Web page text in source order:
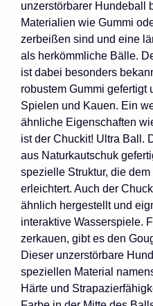
unzerstörbarer Hundeball
Materialien wie Gummi
zerbeißen sind und eine
als herkömmliche Bälle.
ist dabei besonders
robustem Gummi gefertigt
Spielen und Kauen. Ein
ähnliche Eigenschaften
ist der Chuckit! Ultra Ball.
aus Naturkautschuk
spezielle Struktur, die
erleichtert. Auch der
ähnlich hergestellt und
interaktive Wasserspiele.
zerkauen, gibt es den
Dieser unzerstörbare
speziellen Material
Härte und